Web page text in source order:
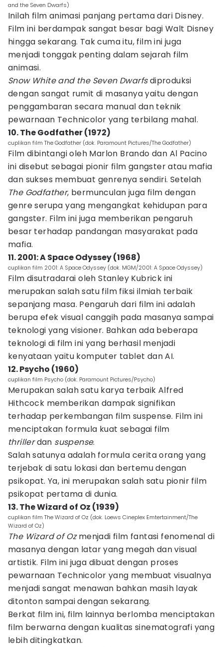
and the Seven Dwarfs)
Inilah film animasi panjang pertama dari Disney.
Film ini berdampak sangat besar bagi Walt Disney
hingga sekarang. Tak cuma itu, film ini juga
menjadi tonggak penting dalam sejarah film
animasi.
Snow White and the Seven Dwarfsdiproduksi
dengan sangat rumit di masanya yaitu dengan
penggambaran secara manual dan teknik
pewarnaan Technicolor yang terbilang mahal.
10. The Godfather (1972)
cuplikan film The Godfather (dok. Paramount Pictures/The Godfather)
Film dibintangi oleh Marlon Brando dan Al Pacino
ini disebut sebagai pionir film gangster atau mafia
dan sukses membuat genrenya sendiri. Setelah
The Godfather, bermunculan juga film dengan
genre serupa yang mengangkat kehidupan para
gangster. Film ini juga memberikan pengaruh
besar terhadap pandangan masyarakat pada
mafia.
11. 2001: A Space Odyssey (1968)
cuplikan film 2001: A Space Odyssey (dok. MGM/2001: A Space Odyssey)
Film disutradarai oleh Stanley Kubrick ini
merupakan salah satu film fiksi ilmiah terbaik
sepanjang masa. Pengaruh dari film ini adalah
berupa efek visual canggih pada masanya sampai
teknologi yang visioner. Bahkan ada beberapa
teknologi di film ini yang berhasil menjadi
kenyataan yaitu komputer tablet dan AI.
12. Psycho (1960)
cuplikan film Psycho (dok. Paramount Pictures/Psycho)
Merupakan salah satu karya terbaik Alfred
Hithcock memberikan dampak signifikan
terhadap perkembangan film suspense. Film ini
menciptakan formula kuat sebagai film
thrillerdan suspense.
Salah satunya adalah formula cerita orang yang
terjebak di satu lokasi dan bertemu dengan
psikopat. Ya, ini merupakan salah satu pionir film
psikopat pertama di dunia.
13. The Wizard of Oz (1939)
cuplikan film The Wizard of Oz (dok. Loews Cineplex Emtertainment/The
Wizard of Oz)
The Wizard of Ozmenjadi film fantasi fenomenal di
masanya dengan latar yang megah dan visual
artistik. Film ini juga dibuat dengan proses
pewarnaan Technicolor yang membuat visualnya
menjadi sangat menawan bahkan masih layak
ditonton sampai dengan sekarang.
Berkat film ini, film lainnya berlomba menciptakan
film berwarna dengan kualitas sinematografi yang
lebih ditingkatkan.